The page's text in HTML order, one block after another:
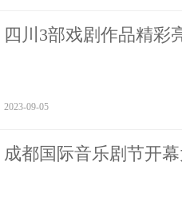
四川3部戏剧作品精彩
2023-09-05
成都国际音乐剧节开